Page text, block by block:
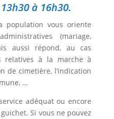
à 16h30.
population vous oriente
(mariage,
aussi répond, au cas
relatives à la marche à
de cimetière, l’indication
…
adéquat ou encore
Si vous ne pouvez